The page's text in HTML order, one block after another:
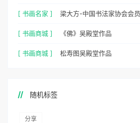
[ 书画名家 ] 梁大方-中国书法家协会会员
[ 书画商城 ] 《佛》吴殿堂作品
[ 书画商城 ] 松寿图吴殿堂作品
随机标签
分享